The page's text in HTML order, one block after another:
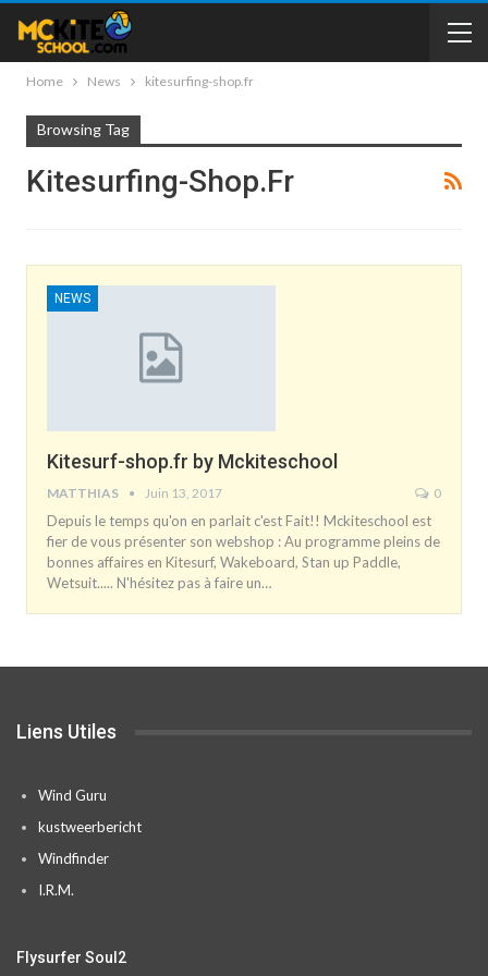
Home News kitesurfing-shop.fr
Browsing Tag
Kitesurfing-Shop.fr
NEWS
Kitesurf-shop.fr by Mckiteschool
MATTHIAS Juin 13, 2017 0
Depuis le temps qu'on en parlait c'est Fait!! Mckiteschool est
fier de vous présenter son webshop : Au programme pleins de
bonnes affaires en Kitesurf, Wakeboard, Stan up Paddle,
Wetsuit..... N'hésitez pas à faire un…
Liens Utiles
Wind Guru
kustweerbericht
Windfinder
I.R.M.
Flysurfer Soul2